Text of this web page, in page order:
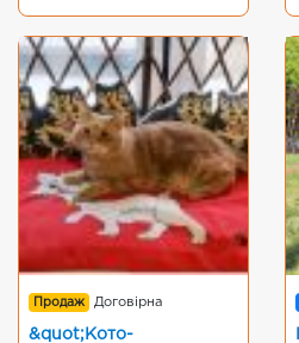
Продаж Договірна
&quot;Кото-